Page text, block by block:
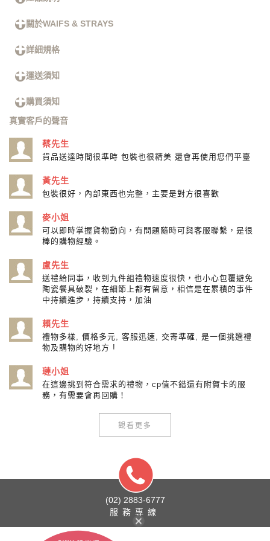
關於WAIFS & STRAYS
詳細規格
運送須知
購買須知
真實客戶的聲音
蔡先生
貨品送達時間很準時 包裝也很精美 還會再使用您們平臺
黃先生
包裝很好，內部東西也完整，主要是對方很喜歡
麥小姐
可以即時掌握貨物動向，有問題隨時可與客服聯繫，是很
棒的購物經驗。
盧先生
送禮給同事，收到九件組禮物速度很快，也小心包覆避免
陶瓷餐具破裂，在細節上都有留意，相信是在累積的事件
中持續進步，持續支持，加油
賴先生
禮物多樣, 價格多元, 客服迅速, 交寄準確, 是一個挑選禮
物及購物的好地方 !
璉小姐
在這邊挑到符合需求的禮物，cp值不錯還有附賀卡的服
務，有需要會再回購！
觀看更多
(02) 2883-6777
服務專線